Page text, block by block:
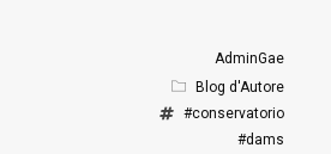
AdminGae
Blog d'Autore
#conservatorio
#dams